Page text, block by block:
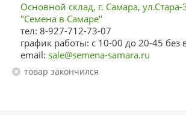
Основной склад, г. Самара, ул.Стара-
"Семена в Самаре"
тел: 8-927-712-73-07
график работы: с 10-00 до 20-45
email: sale@semena-samara.ru
Товар закончился